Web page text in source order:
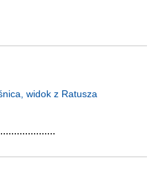
widok z Ratusza